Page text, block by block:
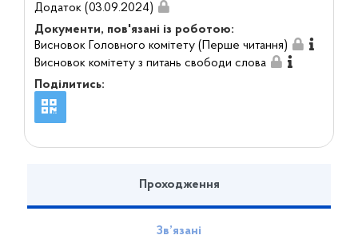
Додаток (03.09.2024)
Документи, пов'язані із роботою:
Висновок Головного комітету (Перше читання)
Висновок комітету з питань свободи слова
Поділитись:
Проходження
Зв’язані